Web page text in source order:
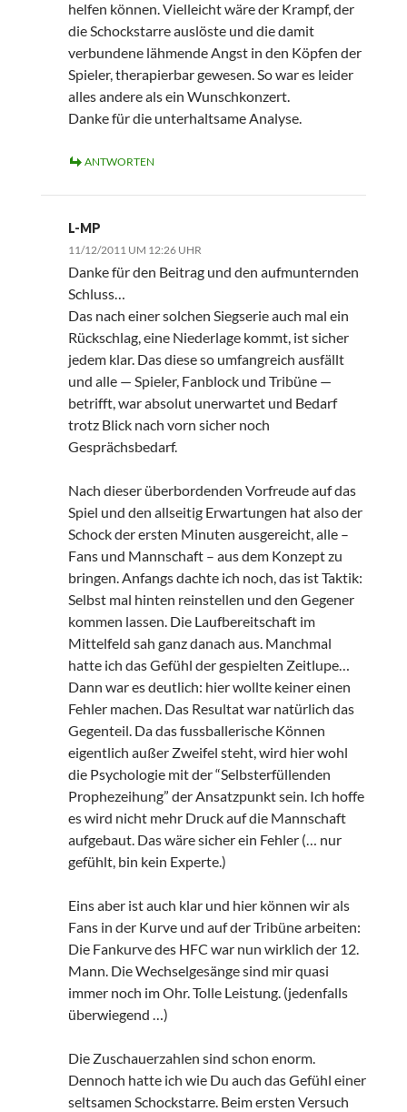
helfen können. Vielleicht wäre der Krampf, der
die Schockstarre auslöste und die damit
verbundene lähmende Angst in den Köpfen der
Spieler, therapierbar gewesen. So war es leider
alles andere als ein Wunschkonzert.
Danke für die unterhaltsame Analyse.
ANTWORTEN
L-MP
11/12/2011 UM 12:26 UHR
Danke für den Beitrag und den aufmunternden
Schluss…
Das nach einer solchen Siegserie auch mal ein
Rückschlag, eine Niederlage kommt, ist sicher
jedem klar. Das diese so umfangreich ausfällt
und alle — Spieler, Fanblock und Tribüne —
betrifft, war absolut unerwartet und Bedarf
trotz Blick nach vorn sicher noch
Gesprächsbedarf.
Nach dieser überbordenden Vorfreude auf das
Spiel und den allseitig Erwartungen hat also der
Schock der ersten Minuten ausgereicht, alle –
Fans und Mannschaft – aus dem Konzept zu
bringen. Anfangs dachte ich noch, das ist Taktik:
Selbst mal hinten reinstellen und den Gegener
kommen lassen. Die Laufbereitschaft im
Mittelfeld sah ganz danach aus. Manchmal
hatte ich das Gefühl der gespielten Zeitlupe…
Dann war es deutlich: hier wollte keiner einen
Fehler machen. Das Resultat war natürlich das
Gegenteil. Da das fussballerische Können
eigentlich außer Zweifel steht, wird hier wohl
die Psychologie mit der “Selbsterfüllenden
Prophezeihung” der Ansatzpunkt sein. Ich hoffe
es wird nicht mehr Druck auf die Mannschaft
aufgebaut. Das wäre sicher ein Fehler (… nur
gefühlt, bin kein Experte.)
Eins aber ist auch klar und hier können wir als
Fans in der Kurve und auf der Tribüne arbeiten:
Die Fankurve des HFC war nun wirklich der 12.
Mann. Die Wechselgesänge sind mir quasi
immer noch im Ohr. Tolle Leistung. (jedenfalls
überwiegend …)
Die Zuschauerzahlen sind schon enorm.
Dennoch hatte ich wie Du auch das Gefühl einer
seltsamen Schockstarre. Beim ersten Versuch